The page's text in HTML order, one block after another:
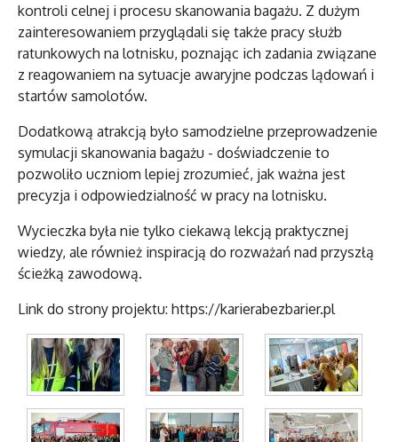
kontroli celnej i procesu skanowania bagażu. Z dużym
zainteresowaniem przyglądali się także pracy służb
ratunkowych na lotnisku, poznając ich zadania związane
z reagowaniem na sytuacje awaryjne podczas lądowań i
startów samolotów.
Dodatkową atrakcją było samodzielne przeprowadzenie
symulacji skanowania bagażu - doświadczenie to
pozwoliło uczniom lepiej zrozumieć, jak ważna jest
precyzja i odpowiedzialność w pracy na lotnisku.
Wycieczka była nie tylko ciekawą lekcją praktycznej
wiedzy, ale również inspiracją do rozważań nad przyszłą
ścieżką zawodową.
Link do strony projektu: https://karierabezbarier.pl